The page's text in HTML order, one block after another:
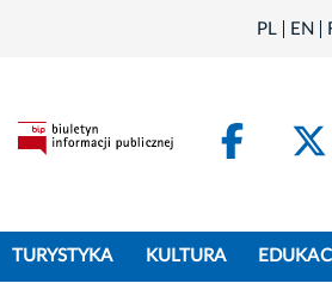
PL EN
TURYSTYKA KULTURA